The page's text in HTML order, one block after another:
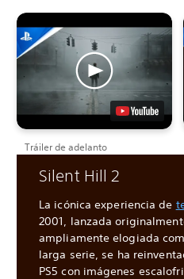
Tráiler de adelanto
Silent Hill 2
La icónica experiencia de
2001, lanzada
ampliamente elogiada
larga serie, se ha
PS5 con imágenes